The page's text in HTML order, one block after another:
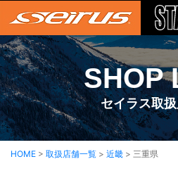
SHOP
セイラス取
HOME > 取扱店舗一覧 > 近畿 > 三重県